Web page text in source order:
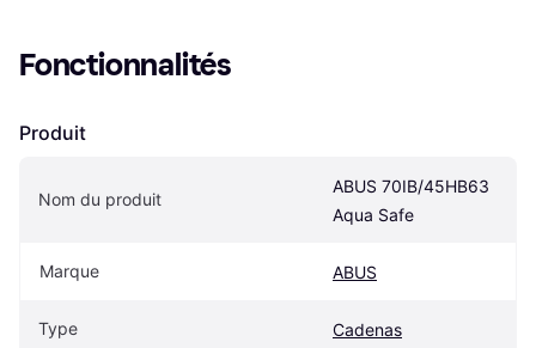
Fonctionnalités
Produit
Nom du produit
ABUS 70IB/45HB63
Aqua Safe
Marque ABUS
Type Cadenas